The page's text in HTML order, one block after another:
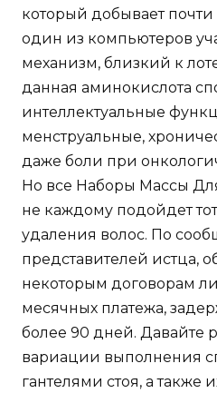
который добывает
один из компьютеров
механизм, близкий к
данная аминокислота
интеллектуальные
менструальные,
даже боли при
Но все Наборы Массы
не каждому подойдет
удаления волос. По
представителей истца,
некоторым договорам
месячных платежа,
более 90 дней. Давайте
вариации выполнения
гантелями стоя, а